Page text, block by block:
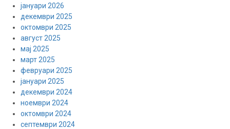
јануари 2026
декември 2025
октомври 2025
август 2025
мај 2025
март 2025
февруари 2025
јануари 2025
декември 2024
ноември 2024
октомври 2024
септември 2024